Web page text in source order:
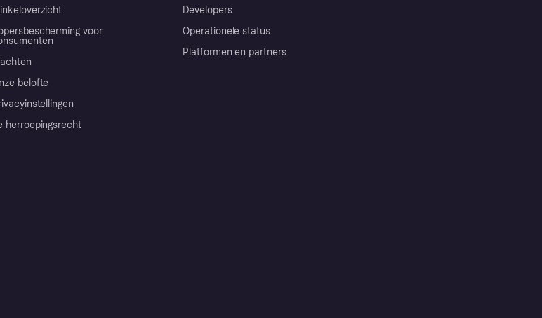
voor
belofte
herroepingsrecht
Developers
Operationele status
Platformen en partners